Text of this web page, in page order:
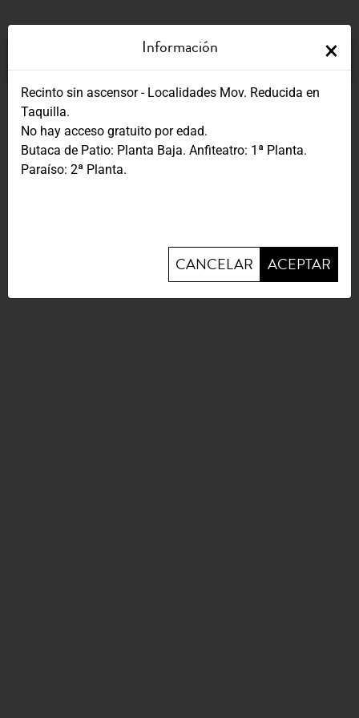
,
×
Información
Recinto sin ascensor - Localidades Mov. Reducida en
Taquilla.
No hay acceso gratuito por edad.
Butaca de Patio: Planta Baja. Anfiteatro: 1ª Planta.
Paraíso: 2ª Planta.
CANCELAR ACEPTAR
18